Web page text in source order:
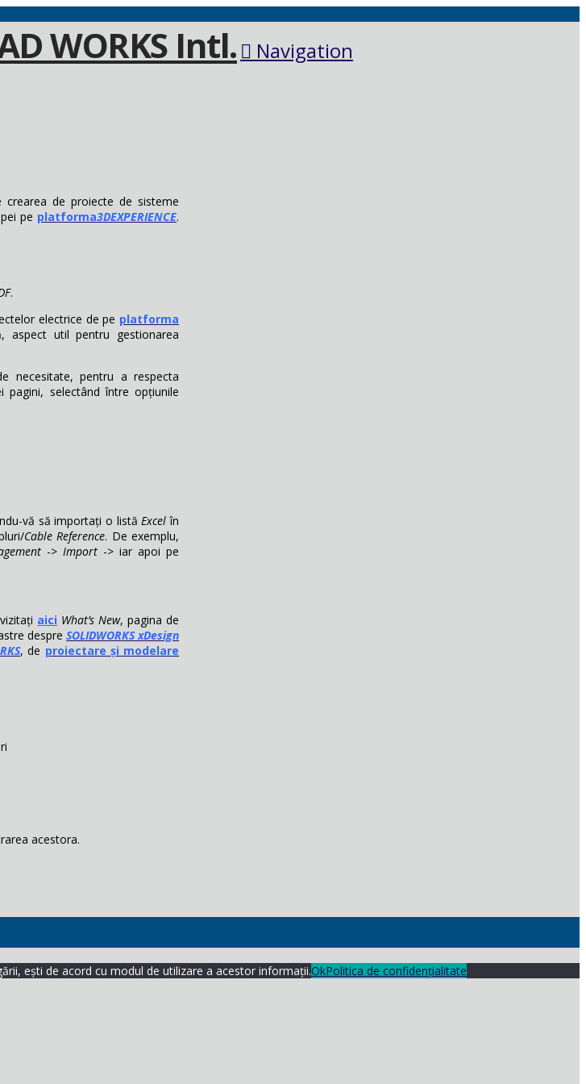
Navigation
crearea de proiecte de sisteme
pe platforma3DEXPERIENCE.
.
electrice de pe platforma
aspect util pentru gestionarea
necesitate, pentru a respecta
pagini, selectând între opțiunile
vă să importați o listăExcel în
Cable Reference. De exemplu,
->Import -> iar apoi pe
aici What’s New, pagina de
despreSOLIDWORKS xDesign
, de proiectare și modelare
acestora.
ești de acord cu modul de utilizare a acestor informații.OkPolitica de confidențialitate